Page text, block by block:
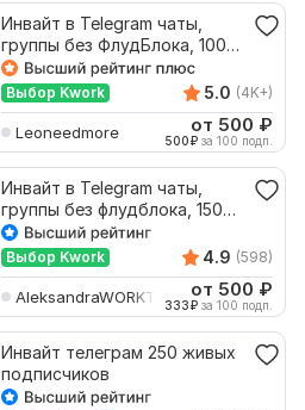
Инвайт в Telegram чаты,
группы без ФлудБлока, 100
инвайтов телеграм ТГ
Выбор Kwork 5.0 (4K+)
Leoneedmore от 500 ₽
500₽ за 100 подп.
Инвайт в Telegram чаты,
группы без флудблока, 150
инвайтов
Выбор Kwork 4.9 (598)
AleksandraWORKTG от 500 ₽
333₽ за 100 подп.
Инвайт телеграм 250 живых
подписчиков